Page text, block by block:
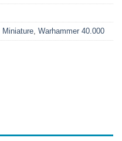
Miniature, Warhammer 40.000